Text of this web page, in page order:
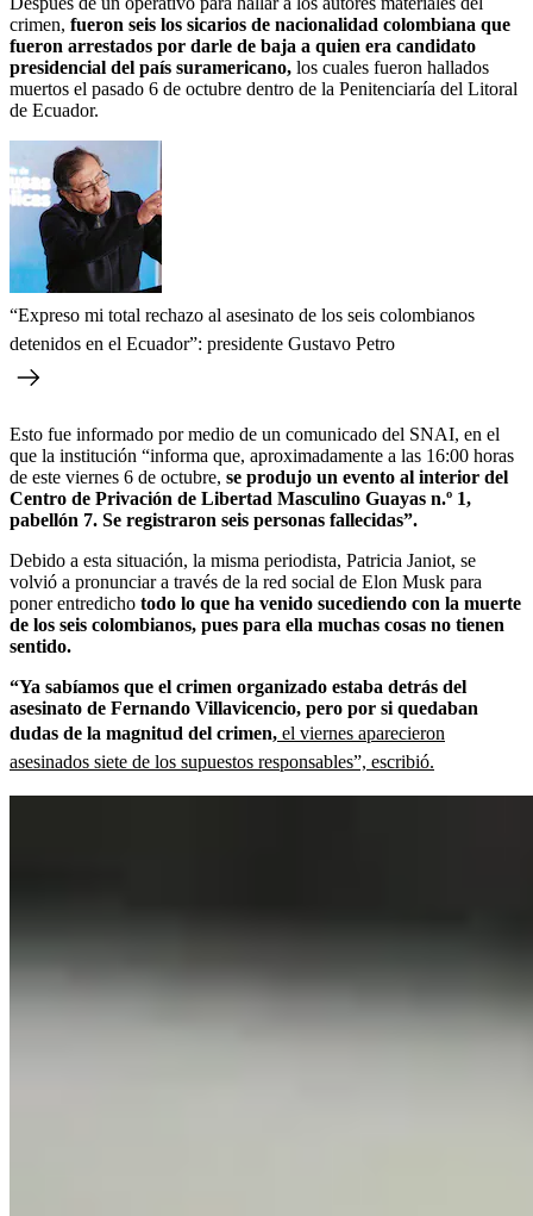
crimen, fueron seis los sicarios de nacionalidad colombiana que
fueron arrestados por darle de baja a quien era candidato
presidencial del país suramericano, los cuales fueron hallados
muertos el pasado 6 de octubre dentro de la Penitenciaría del Litoral
de Ecuador.
“Expreso mi total rechazo al asesinato de los seis colombianos
detenidos en el Ecuador”: presidente Gustavo Petro
Esto fue informado por medio de un comunicado del SNAI, en el
que la institución “informa que, aproximadamente a las 16:00 horas
de este viernes 6 de octubre, se produjo un evento al interior del
Centro de Privación de Libertad Masculino Guayas n.º 1,
pabellón 7. Se registraron seis personas fallecidas”.
Debido a esta situación, la misma periodista, Patricia Janiot, se
volvió a pronunciar a través de la red social de Elon Musk para
poner entredicho todo lo que ha venido sucediendo con la muerte
de los seis colombianos, pues para ella muchas cosas no tienen
sentido.
“Ya sabíamos que el crimen organizado estaba detrás del
asesinato de Fernando Villavicencio, pero por si quedaban
dudas de la magnitud del crimen, el viernes aparecieron
asesinados siete de los supuestos responsables”, escribió.